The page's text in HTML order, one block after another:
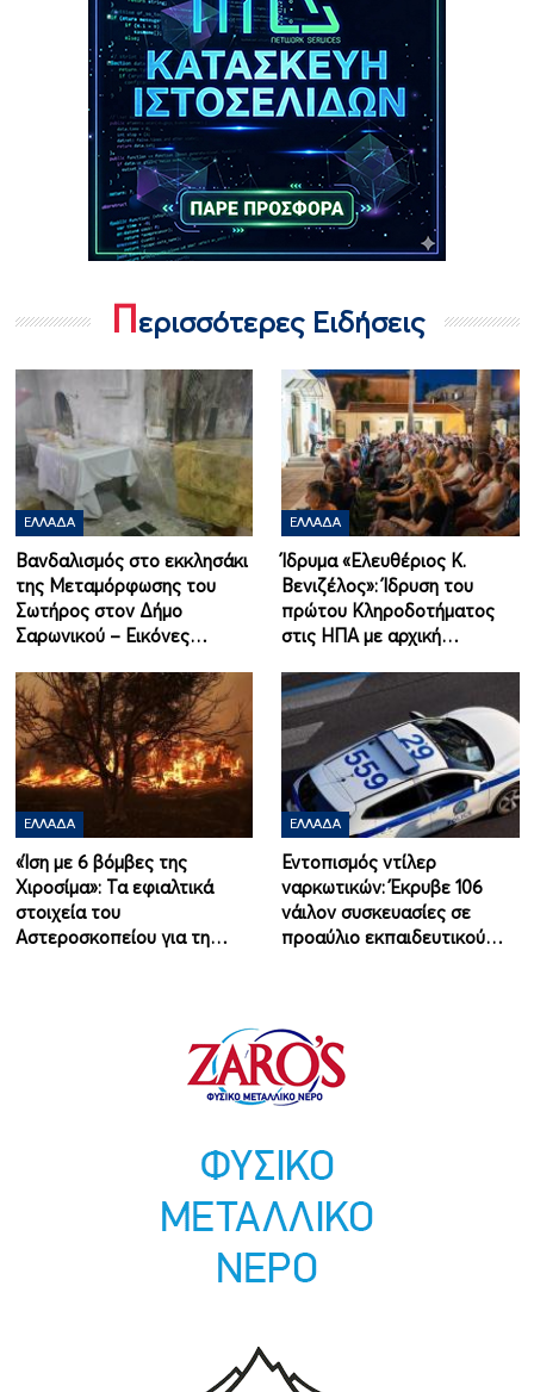
Περισσότερες Ειδήσεις
ΕΛΛΆΔΑ
Βανδαλισμός στο εκκλησάκι
της Μεταμόρφωσης του
Σωτήρος στον Δήμο
Σαρωνικού – Εικόνες…
ΕΛΛΆΔΑ
Ίδρυμα «Ελευθέριος Κ.
Βενιζέλος»: Ίδρυση του
πρώτου Κληροδοτήματος
στις ΗΠΑ με αρχική…
ΕΛΛΆΔΑ
«Ίση με 6 βόμβες της
Χιροσίμα»: Τα εφιαλτικά
στοιχεία του
Αστεροσκοπείου για τη…
ΕΛΛΆΔΑ
Εντοπισμός ντίλερ
ναρκωτικών: Έκρυβε 106
νάιλον συσκευασίες σε
προαύλιο εκπαιδευτικού…